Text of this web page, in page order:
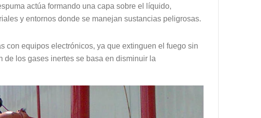
actúa formando una capa sobre el líquido,
y entornos donde se manejan sustancias peligrosas.
con equipos electrónicos, ya que extinguen el fuego sin
de los gases inertes se basa en disminuir la